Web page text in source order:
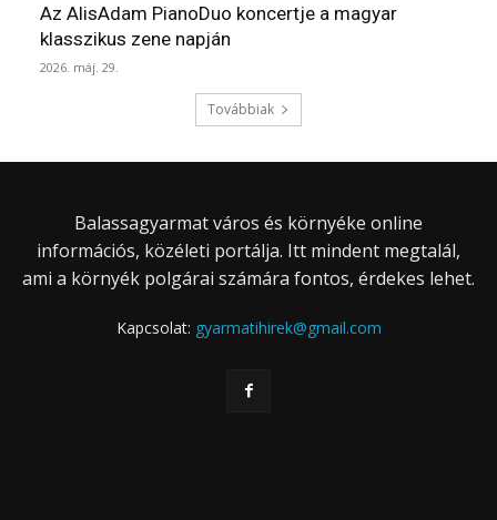
Az AlisAdam PianoDuo koncertje a magyar
klasszikus zene napján
2026. máj. 29.
Továbbiak
Balassagyarmat város és környéke online
információs, közéleti portálja. Itt mindent megtalál,
ami a környék polgárai számára fontos, érdekes lehet.
Kapcsolat: gyarmatihirek@gmail.com